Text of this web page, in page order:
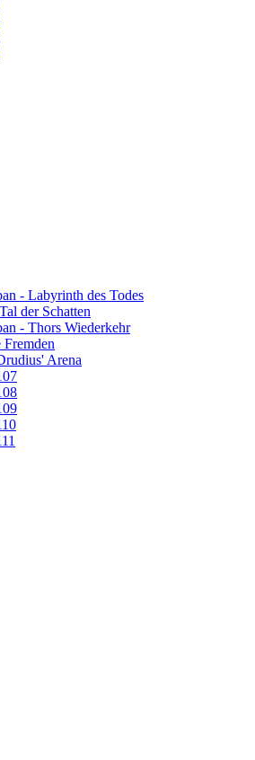
- Labyrinth des Todes
der Schatten
- Thors Wiederkehr
Arena